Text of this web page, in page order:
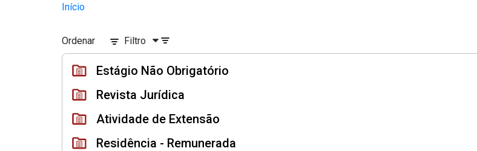
Pular para o Conteúdo principal
Divisão Minima - Escola Superior
Início
Ordenar Filtro
Estágio Não Obrigatório
Revista Jurídica
Atividade de Extensão
Residência - Remunerada